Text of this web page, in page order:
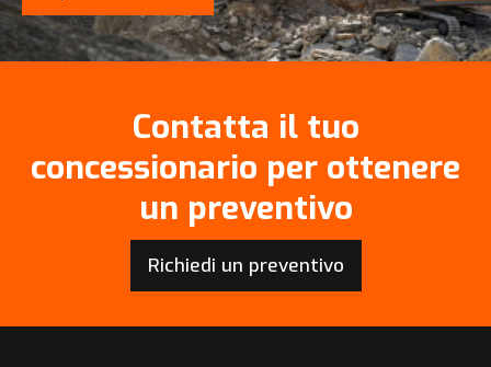
Contatta il tuo
concessionario per ottenere
un preventivo
Richiedi un preventivo